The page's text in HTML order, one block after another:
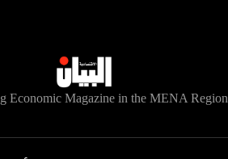
Economic Magazine in the MENA Region